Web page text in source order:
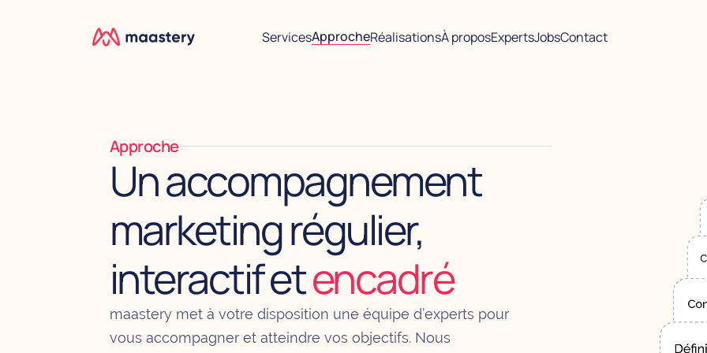
ServicesApprocheRéalisationsÀ proposExpertsJobsContact
Approche
Un accompagnement
marketing régulier,
interactif etencadré
maastery met à votre disposition une équipe d’experts pour
vous accompagner et atteindre vos objectifs. Nous